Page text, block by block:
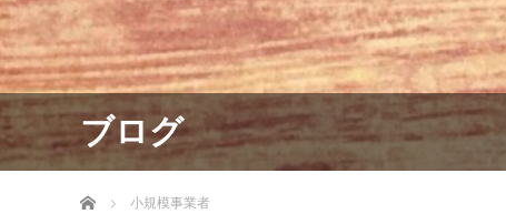
ブログ
ホーム 小規模事業者